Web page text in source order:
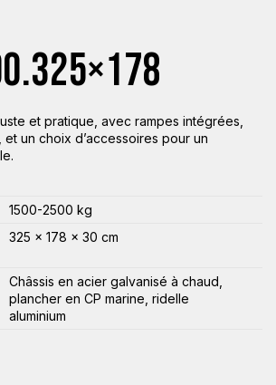
et pratique, avec rampes intégrées,
un choix d’accessoires pour un
1500-2500 kg
325 × 178 × 30 cm
Châssis en acier galvanisé à chaud,
plancher en CP marine, ridelle
aluminium